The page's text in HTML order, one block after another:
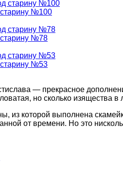
№100
№78
№53
— прекрасное
но сколько
из которой выполнена
от времени. Но это